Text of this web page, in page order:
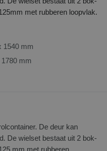
met rubberen loopvlak.
1540 mm
mm
De deur kan
De wielset bestaat uit 2 bok-
mm met rubberen